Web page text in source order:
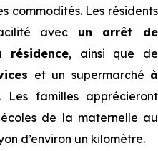
commodités. Les résidents
avec un arrêt de
, ainsi que de
et un supermarché à
Les familles apprécieront
de la maternelle au
d’environ un kilomètre.